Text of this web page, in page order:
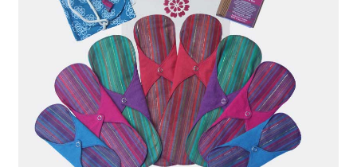
Wasbaar maandverband
Schoonmaken
Voordeelpakketten